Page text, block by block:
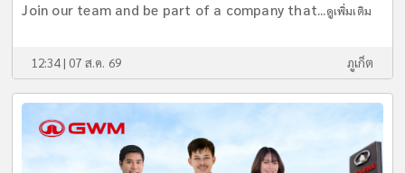
Join our team and be part of a company that...ดูเพิ่มเติม
12:34 | 07 ส.ค. 69 ภูเก็ต